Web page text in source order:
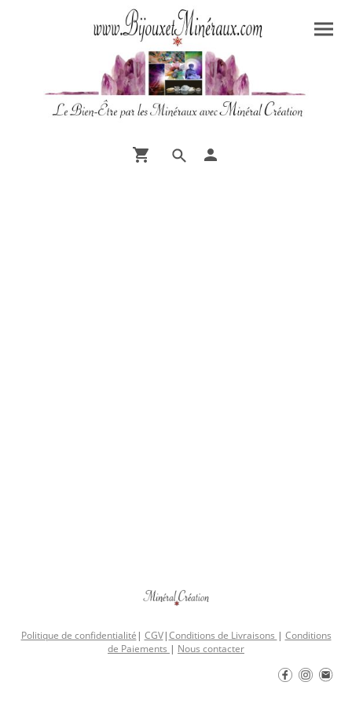
Politique de confidentialité | CGV|Conditions de Livraisons | Conditions
de Paiements | Nous contacter